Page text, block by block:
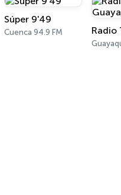
Súper 9'49
Cuenca 94.9 FM